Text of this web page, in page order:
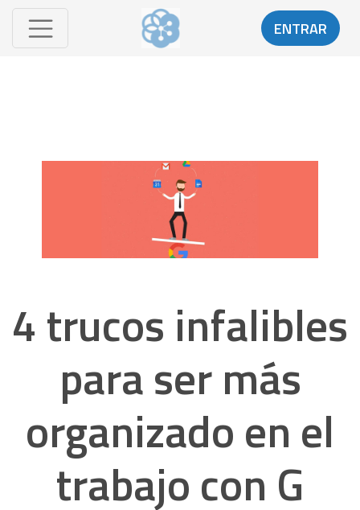
ENTRAR
4 trucos infalibles
para ser más
organizado en el
trabajo con G